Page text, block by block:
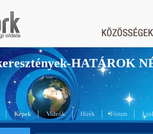
HATÁROK
Képek Videók Hírek Fórum